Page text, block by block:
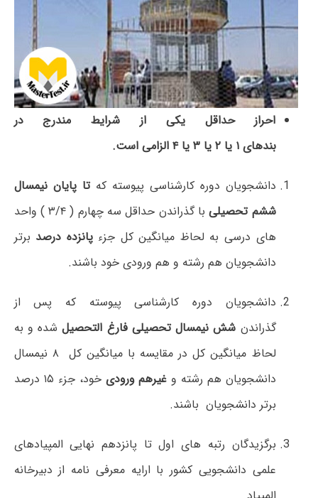
احراز حداقل یکی از شرایط مندرج در
بندهای۱ یا۲ یا۳ یا۴ الزامی است.
دانشجویان دوره کارشناسی پیوسته کهتا پایان نیمسال
ششم تحصیلی
با گذراندن حداقل سه چهارم ( ۳/۴ ) واحد
های درسی به لحاظ میانگین کل جزءپانزده درصد برتر
دانشجویان هم رشته و هم ورودی خود باشند.
دانشجویان دوره کارشناسی پیوسته که پس از
گذراندن شش نیمسال تحصیلی فارغ التحصیلشده و به
لحاظ میانگین کل در مقایسه با میانگین کل ۸ نیمسال
دانشجویان هم رشته و غیرهم ورودی
خود، جزء ۱۵ درصد
برتر دانشجویان باشند.
برگزیدگان رتبه های اول تا پانزدهم نهایی المپیادهای
علمی دانشجویی کشور با ارایه معرفی نامه از دبیرخانه